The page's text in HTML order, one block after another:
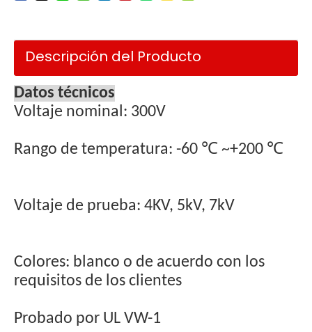
Descripción del Producto
Datos técnicos
Voltaje nominal: 300V
Rango de temperatura: -60 ℃ ~+200 ℃
Voltaje de prueba: 4KV, 5kV, 7kV
Colores: blanco o de acuerdo con los
requisitos de los clientes
Probado por UL VW-1